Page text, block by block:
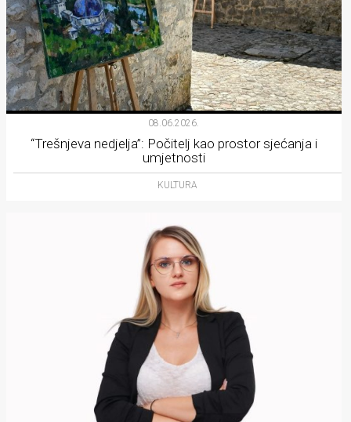
08.06.2026.
“Trešnjeva nedjelja”: Počitelj kao prostor sjećanja i
umjetnosti
KULTURA